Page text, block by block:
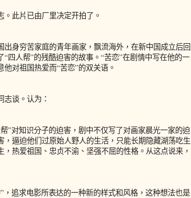
此片已由厂里决定开拍了。
身穷苦家庭的青年画家，飘流海外，在新中国成立后回
“四人帮”的残酷迫害的故事。“苦恋”在剧情中写在他的一
对祖国热爱而“苦恋”的双关语。
谈。认为：
对知识分子的迫害，剧中不仅写了对画家晨光一家的迫
，逼迫他们过原始人野人的生活，只能长期隐藏湖荡吃生
热爱祖国、忠贞不渝、坚强不屈的性格。从这点说来，
追求电影所表达的一种新的样式和风格，这种想法也是